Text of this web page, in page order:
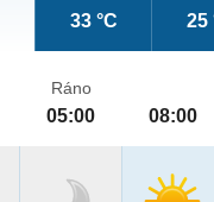
33 °C 25
Ráno
05:00 08:00